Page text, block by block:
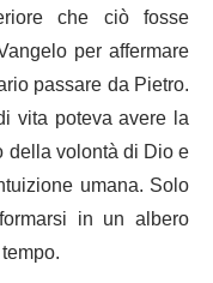
che ciò fosse
per affermare
passare da Pietro.
vita poteva avere la
della volontà di Dio e
umana. Solo
in un albero